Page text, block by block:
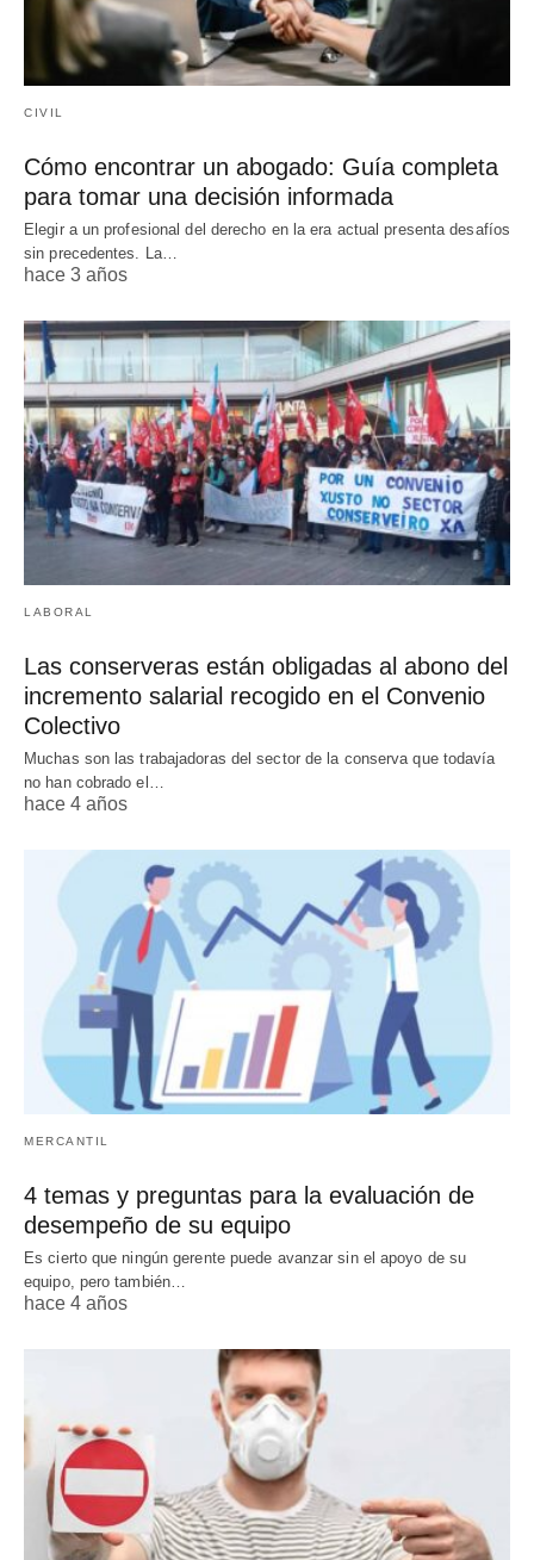
CIVIL
Cómo encontrar un abogado: Guía completa
para tomar una decisión informada
Elegir a un profesional del derecho en la era actual presenta desafíos
sin precedentes. La…
hace 3 años
LABORAL
Las conserveras están obligadas al abono del
incremento salarial recogido en el Convenio
Colectivo
Muchas son las trabajadoras del sector de la conserva que todavía
no han cobrado el…
hace 4 años
MERCANTIL
4 temas y preguntas para la evaluación de
desempeño de su equipo
Es cierto que ningún gerente puede avanzar sin el apoyo de su
equipo, pero también…
hace 4 años